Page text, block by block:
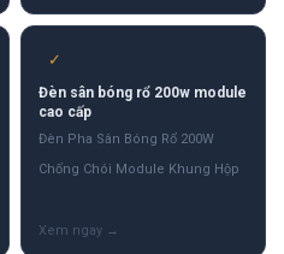
✓
Đèn sân bóng rổ 200w module
cao cấp
Đèn Pha Sân Bóng Rổ 200W
Chống Chói Module Khung Hộp